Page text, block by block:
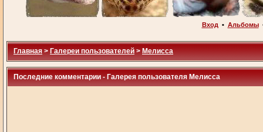
Вход • Альбомы
Главная > Галереи пользователей > Мелисса
Последние комментарии - Галерея пользователя Мелисса